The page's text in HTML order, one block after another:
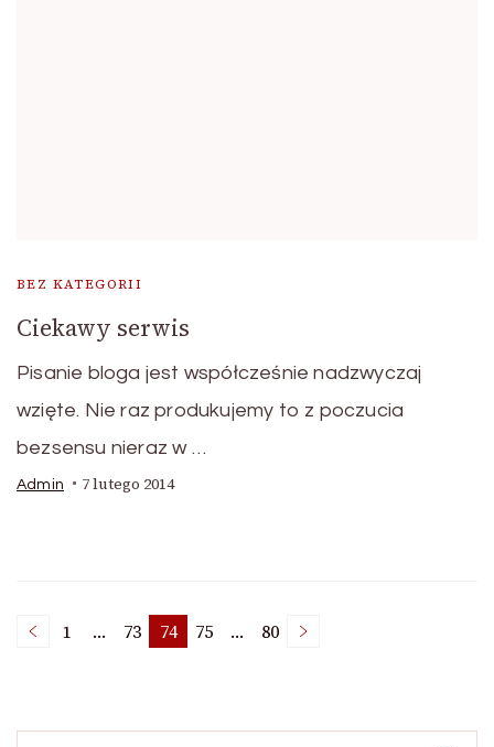
BEZ KATEGORII
Ciekawy serwis
Pisanie bloga jest współcześnie nadzwyczaj
wzięte. Nie raz produkujemy to z poczucia
bezsensu nieraz w …
Admin 7 lutego 2014
Stronicowanie
wpisów
Strona
1 … Strona
73 Strona
74 Strona
75 … Strona
80